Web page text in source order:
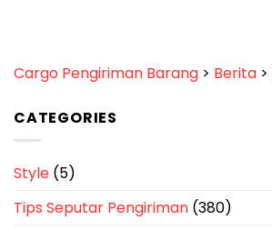
Cargo Pengiriman Barang > Berita >
CATEGORIES
Style (5)
Tips Seputar Pengiriman (380)